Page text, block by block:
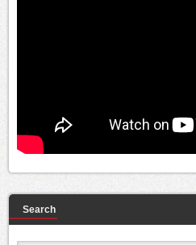
Search